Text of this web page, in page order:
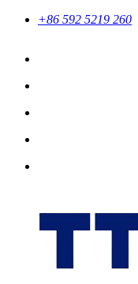
+86 592 5219 260